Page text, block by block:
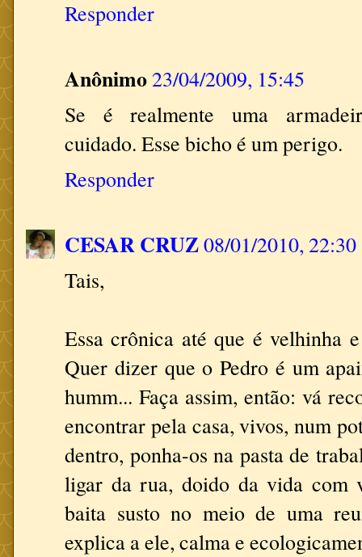
Responder
Anônimo23/04/2009, 15:45
Se é realmente uma
cuidado. Esse bicho é um perigo.
Responder
CESAR CRUZ08/01/2010, 22:30
Tais,
Essa crônica até que é velhinha
Quer dizer que o Pedro é um
humm... Faça assim, então: vá
encontrar pela casa, vivos, num
dentro, ponha-os na pasta de
ligar da rua, doido da vida com
baita susto no meio de uma
explica a ele, calma e